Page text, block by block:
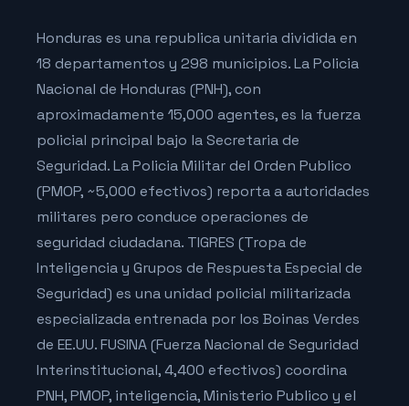
Honduras es una republica unitaria dividida en
18 departamentos y 298 municipios. La Policia
Nacional de Honduras (PNH), con
aproximadamente 15,000 agentes, es la fuerza
policial principal bajo la Secretaria de
Seguridad. La Policia Militar del Orden Publico
(PMOP, ~5,000 efectivos) reporta a autoridades
militares pero conduce operaciones de
seguridad ciudadana. TIGRES (Tropa de
Inteligencia y Grupos de Respuesta Especial de
Seguridad) es una unidad policial militarizada
especializada entrenada por los Boinas Verdes
de EE.UU. FUSINA (Fuerza Nacional de Seguridad
Interinstitucional, 4,400 efectivos) coordina
PNH, PMOP, inteligencia, Ministerio Publico y el